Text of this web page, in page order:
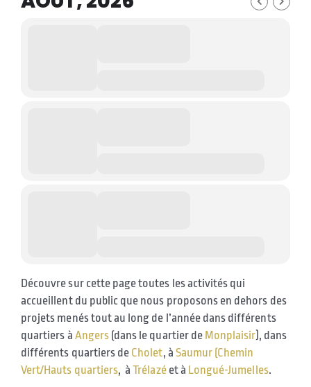
Découvre sur cette page toutes les activités qui
accueillent du public que nous proposons en dehors des
projets menés tout au long de l’année dans différents
quartiers à Angers(dans le quartier de Monplaisir), dans
différents quartiers de Cholet, à Saumur (Chemin
Vert/Hauts quartiers, àTrélazéet à Longué-Jumelles.